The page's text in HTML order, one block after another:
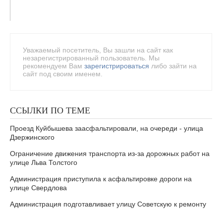
Уважаемый посетитель, Вы зашли на сайт как
незарегистрированный пользователь. Мы
рекомендуем Вам зарегистрироваться либо зайти на
сайт под своим именем.
ССЫЛКИ ПО ТЕМЕ
Проезд Куйбышева заасфальтировали, на очереди - улица
Дзержинского
Ограничение движения транспорта из-за дорожных работ на
улице Льва Толстого
Администрация приступила к асфальтировке дороги на
улице Свердлова
Администрация подготавливает улицу Советскую к ремонту